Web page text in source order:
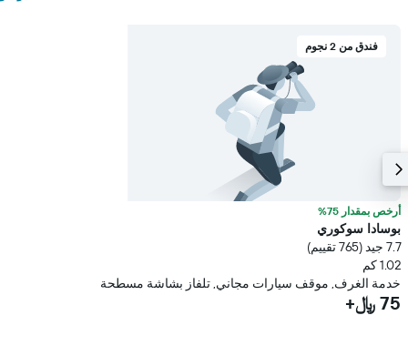
فندق من 2 نجوم
أرخص بمقدار 75%
بوسادا سوكوري
7.7 جيد (765 تقييم)
1.02 كم
خدمة الغرف, موقف سيارات مجاني, تلفاز بشاشة مسطحة
75 ﷼+